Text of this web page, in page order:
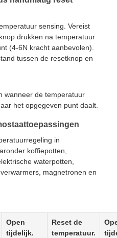
sensing. Vereist
drukken na temperatuur
(4-6N kracht aanbevolen).
tussen de resetknop en
wanneer de temperatuur
het opgegeven punt daalt.
in
koffiepotten,
waterpotten,
magnetronen en
Open
tijdelijk.
Reset de
temperatuur.